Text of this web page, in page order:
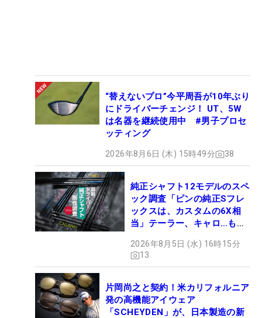
“替えないプロ”今平周吾が10年ぶり
にドライバーチェンジ！ UT、5W
は名器を継続使用中 #男子プロセ
ッティング
2026年8月6日 (木) 15時49分 38
純正シャフト12モデルのスペ
ック調査「ピンの純正Sフレ
ックスは、カスタムの6X相
当」テーラー、キャロ…もチ
2026年8月5日 (水) 16時15分
13
片岡尚之と契約！米カリフォルニア
発の高機能アイウェア
「SCHEYDEN」が、日本製造の新